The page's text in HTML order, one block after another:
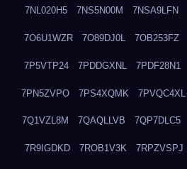
7NL020H5 7NS5N00M 7NSA9LFN
7O6U1WZR 7O89DJ0L 7OB253FZ
7P5VTP24 7PDDGXNL 7PDF28N1
7PN5ZVPO 7PS4XQMK 7PVQC4XL
7Q1VZL8M 7QAQLLVB 7QP7DLC5
7R9IGDKD 7ROB1V3K 7RPZVSPJ